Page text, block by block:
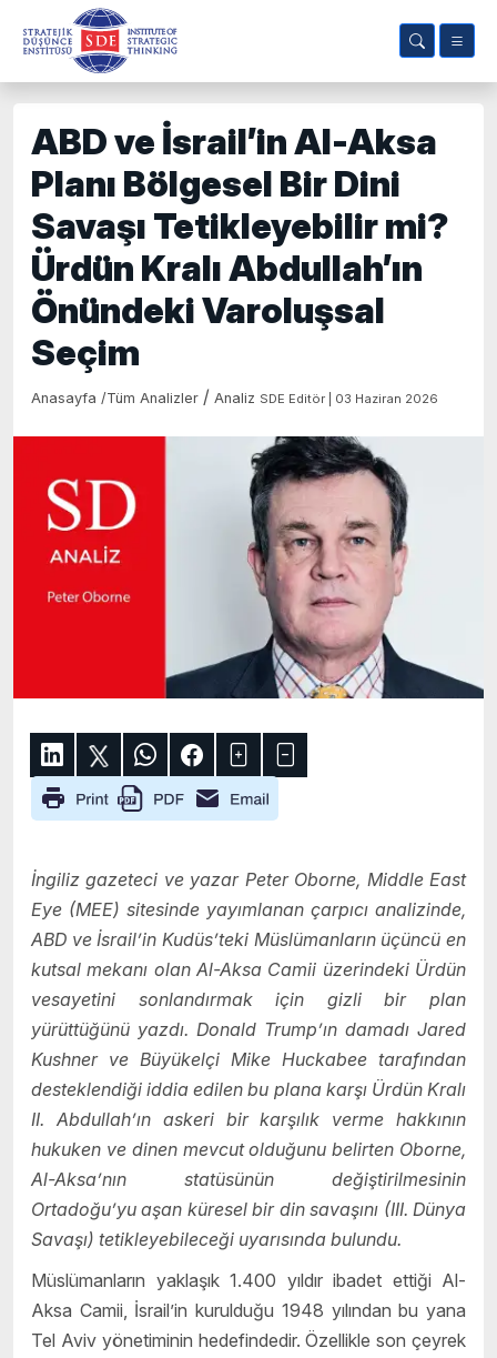
ABD ve İsrail’in Al-Aksa
Planı Bölgesel Bir Dini
Savaşı Tetikleyebilir mi?
Ürdün Kralı Abdullah’ın
Önündeki Varoluşsal
Seçim
Anasayfa /Tüm Analizler / Analiz SDE Editör | 03 Haziran 2026
İngiliz gazeteci ve yazar Peter Oborne, Middle East
Eye (MEE) sitesinde yayımlanan çarpıcı analizinde,
ABD ve İsrail’in Kudüs’teki Müslümanların üçüncü en
kutsal mekanı olan Al-Aksa Camii üzerindeki Ürdün
vesayetini sonlandırmak için gizli bir plan
yürüttüğünü yazdı. Donald Trump’ın damadı Jared
Kushner ve Büyükelçi Mike Huckabee tarafından
desteklendiği iddia edilen bu plana karşı Ürdün Kralı
II. Abdullah’ın askeri bir karşılık verme hakkının
hukuken ve dinen mevcut olduğunu belirten Oborne,
Al-Aksa’nın statüsünün değiştirilmesinin
Ortadoğu’yu aşan küresel bir din savaşını (III. Dünya
Savaşı) tetikleyebileceği uyarısında bulundu.
Müslümanların yaklaşık 1.400 yıldır ibadet ettiği Al-
Aksa Camii, İsrail’in kurulduğu 1948 yılından bu yana
Tel Aviv yönetiminin hedefindedir. Özellikle son çeyrek